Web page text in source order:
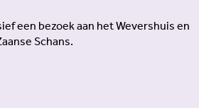
een bezoek aan het Wevershuis en
Schans.